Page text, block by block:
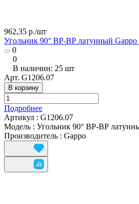
962,35 р./шт
Угольник 90° ВР-ВР латунный Gappo
0
0
В наличии: 25 шт
Арт. G1206.07
В корзину
Подробнее
Артикул : G1206.07
Модель : Угольник 90° ВР-ВР
Производитель : Gappo